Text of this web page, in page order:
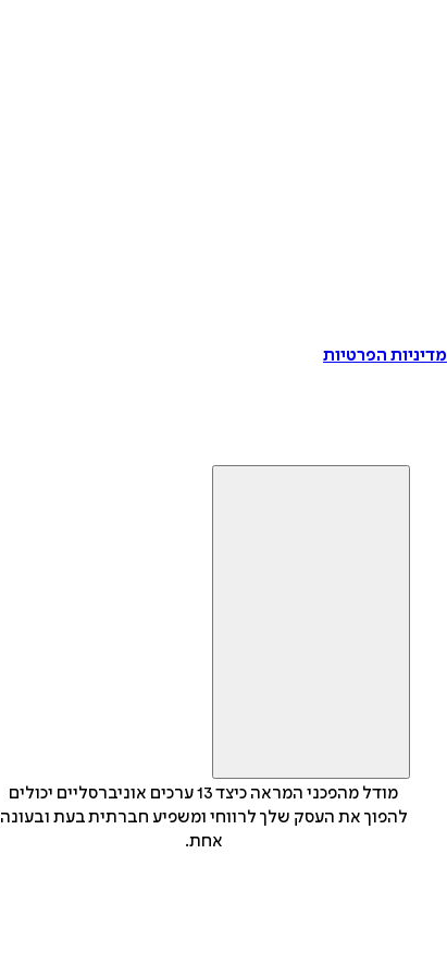
הפרטיות
מודל מהפכני המראה כיצד 13 ערכים אוניברסליים יכולים
להפוך את העסק שלך לרווחי ומשפיע חברתית בעת ובעונה
אחת.